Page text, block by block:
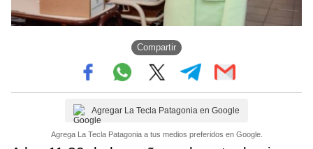
Compartir
Agregar La Tecla Patagonia en Google
Agrega La Tecla Patagonia a tus medios preferidos en Google.